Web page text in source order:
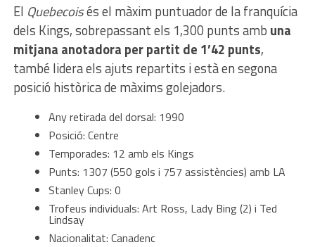
El Quebecoisés el màxim puntuador de la franquícia
dels Kings, sobrepassant els 1,300 punts amb una
mitjana anotadora per partit de 1’42 punts,
també lidera els ajuts repartits i està en segona
posició històrica de màxims golejadors.
Any retirada del dorsal: 1990
Posició: Centre
Temporades: 12 amb els Kings
Punts: 1307 (550 gols i 757 assistències) amb LA
Stanley Cups: 0
Trofeus individuals: Art Ross, Lady Bing (2) i Ted
Lindsay
Nacionalitat: Canadenc